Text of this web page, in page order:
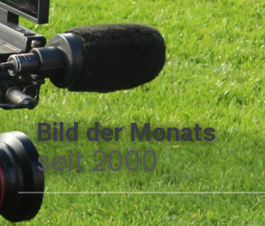
Bild der Monats
seit 2000